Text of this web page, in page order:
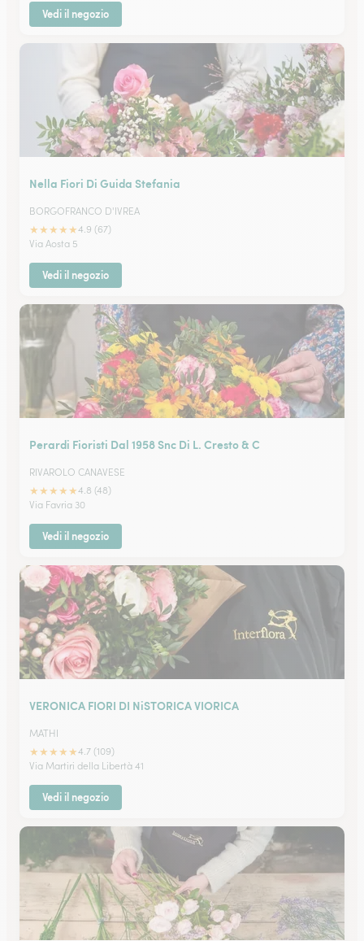
Vedi il negozio
Nella Fiori Di Guida Stefania
BORGOFRANCO D'IVREA
★★★★★4.9 (67)
Via Aosta 5
Vedi il negozio
Perardi Fioristi Dal 1958 Snc Di L. Cresto & C
RIVAROLO CANAVESE
★★★★★4.8 (48)
Via Favria 30
Vedi il negozio
VERONICA FIORI DI NiSTORICA VIORICA
MATHI
★★★★★4.7 (109)
Via Martiri della Libertà 41
Vedi il negozio